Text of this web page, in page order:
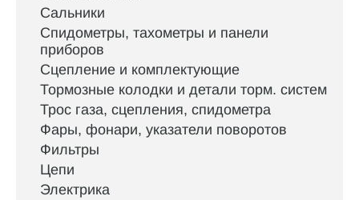
Сальники
Спидометры, тахометры и панели
приборов
Сцепление и комплектующие
Тормозные колодки и детали торм. систем
Трос газа, сцепления, спидометра
Фары, фонари, указатели поворотов
Фильтры
Цепи
Электрика